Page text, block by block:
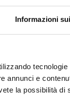
Informazioni
tecnologie
annunci e
la possibilità di
oggetti e la